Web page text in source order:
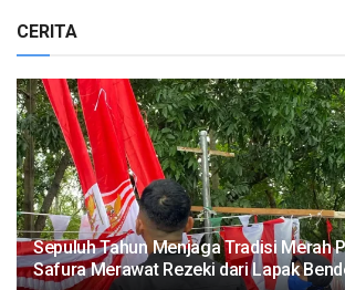
CERITA
Sepuluh Tahun Menjaga Tradisi Merah
Safura Merawat Rezeki dari Lapak